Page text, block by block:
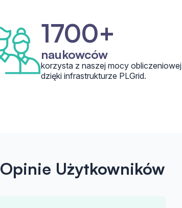
1700+
naukowców
korzysta z naszej mocy obliczeniowej
dzięki infrastrukturze PLGrid.
Opinie Użytkowników